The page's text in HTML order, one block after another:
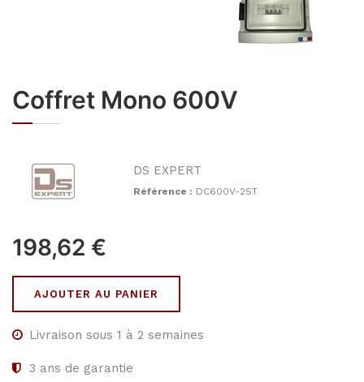
Coffret Mono 600V
DS EXPERT
Référence : DC600V-2ST
198,62 €
AJOUTER AU PANIER
Livraison sous 1 à 2 semaines
3 ans de garantie